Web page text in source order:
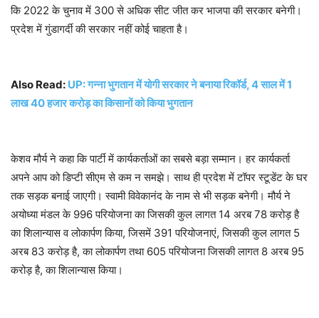
कि 2022 के चुनाव में 300 से अधिक सीट जीत कर भाजपा की सरकार बनेगी।
प्रदेश में गुंडागर्दी की सरकार नहीं कोई चाहता है।
Also Read: UP: गन्ना भुगतान में योगी सरकार ने बनाया रिकॉर्ड, 4 साल में 1
लाख 40 हजार करोड़ का किसानों को किया भुगतान
केशव मौर्य ने कहा कि पार्टी में कार्यकर्ताओं का सबसे बड़ा सम्मान। हर कार्यकर्ता
अपने आप को डिप्टी सीएम से कम न समझे। साथ ही प्रदेश में टॉपर स्टूडेंट के घर
तक सड़क बनाई जाएगी। स्वामी विवेकानंद के नाम से भी सड़क बनेगी। मौर्य ने
अयोध्या मंडल के 996 परियोजना का जिसकी कुल लागत 14 अरब 78 करोड़ है
का शिलान्यास व लोकार्पण किया, जिसमें 391 परियोजनाएं, जिसकी कुल लागत 5
अरब 83 करोड़ है, का लोकार्पण तथा 605 परियोजना जिसकी लागत 8 अरब 95
करोड़ है, का शिलान्यास किया।